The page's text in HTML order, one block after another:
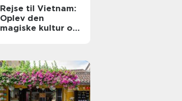
Rejse til Vietnam:
Oplev den
magiske kultur og